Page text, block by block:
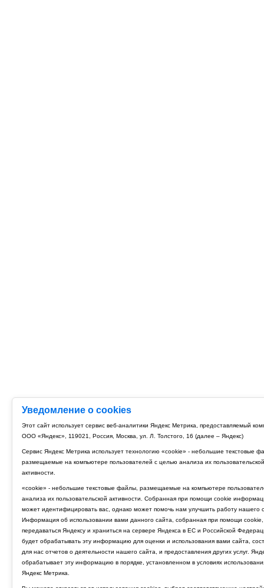
Уведомление о cookies
Этот сайт использует сервис веб-аналитики Яндекс Метрика, предоставляемый
ООО «Яндекс», 119021, Россия, Москва, ул. Л. Толстого, 16 (далее – Яндекс)
Сервис Яндекс Метрика использует технологию «cookie» - небольшие текстовые
размещаемые на компьютере пользователей с целью анализа их пользовательской
активности.
«cookie» - небольшие текстовые файлы, размещаемые на компьютере
анализа их пользовательской активности. Собранная при помощи cookie
может идентифицировать вас, однако может помочь нам улучшить работу нашего
Информация об использовании вами данного сайта, собранная при помощи cookie,
передаваться Яндексу и храниться на сервере Яндекса в ЕС и Российской
будет обрабатывать эту информацию для оценки и использования вами сайта,
для нас отчетов о деятельности нашего сайта, и предоставления других услуг.
обрабатывает эту информацию в порядке, установленном в условиях
Яндекс Метрика.